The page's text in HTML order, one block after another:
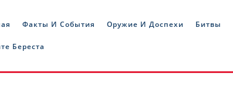
Факты И События Оружие И Доспехи Битвы
Береста